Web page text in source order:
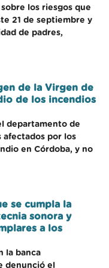
los riesgos que
21 de septiembre y
de padres,
de la Virgen de
de los incendios
departamento de
afectados por los
en Córdoba, y no
se cumpla la
sonora y
a los
la banca
denunció el